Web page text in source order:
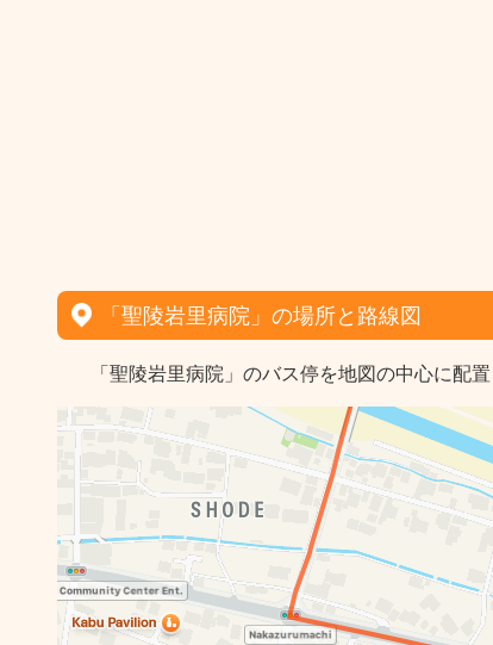
「聖陵岩里病院」の場所と路線図
「聖陵岩里病院」のバス停を地図の中心に配